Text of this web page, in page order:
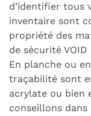
d’identifier tous
inventaire sont
propriété des
de sécurité
En planche ou
traçabilité sont
acrylate ou bien
conseillons